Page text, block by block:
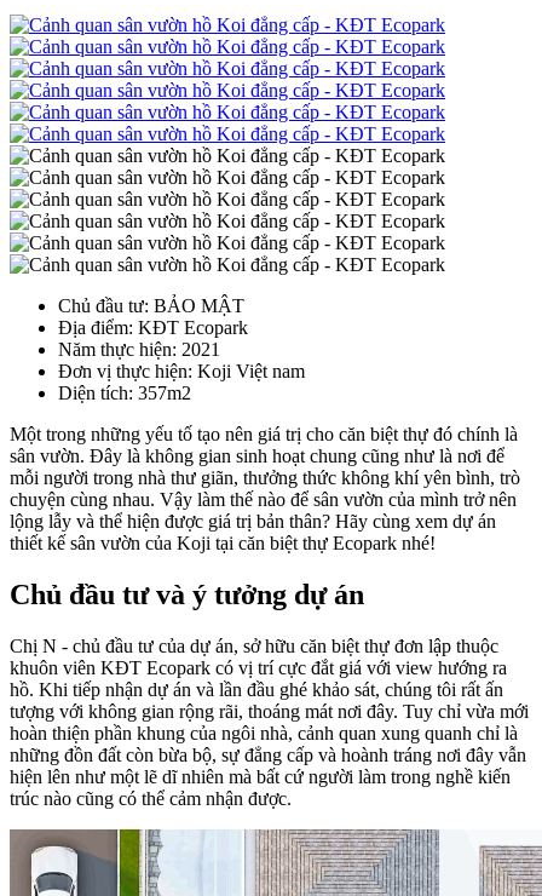
Chủ đầu tư: BẢO MẬT
Địa điểm: KĐT Ecopark
Năm thực hiện: 2021
Đơn vị thực hiện: Koji Việt nam
Diện tích: 357m2
Một trong những yếu tố tạo nên giá trị cho căn biệt thự đó chính là
sân vườn. Đây là không gian sinh hoạt chung cũng như là nơi để
mỗi người trong nhà thư giãn, thưởng thức không khí yên bình, trò
chuyện cùng nhau. Vậy làm thế nào để sân vườn của mình trở nên
lộng lẫy và thể hiện được giá trị bản thân? Hãy cùng xem dự án
thiết kế sân vườn của Koji tại căn biệt thự Ecopark nhé!
Chủ đầu tư và ý tưởng dự án
Chị N - chủ đầu tư của dự án, sở hữu căn biệt thự đơn lập thuộc
khuôn viên KĐT Ecopark có vị trí cực đắt giá với view hướng ra
hồ. Khi tiếp nhận dự án và lần đầu ghé khảo sát, chúng tôi rất ấn
tượng với không gian rộng rãi, thoáng mát nơi đây. Tuy chỉ vừa mới
hoàn thiện phần khung của ngôi nhà, cảnh quan xung quanh chỉ là
những đồn đất còn bừa bộ, sự đẳng cấp và hoành tráng nơi đây vẫn
hiện lên như một lẽ dĩ nhiên mà bất cứ người làm trong nghề kiến
trúc nào cũng có thể cảm nhận được.